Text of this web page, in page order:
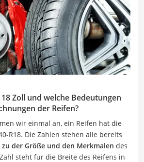
Zoll und welche Bedeutungen
der Reifen?
wir einmal an, ein Reifen hat die
R18. Die Zahlen stehen alle bereits
der Größe und den Merkmalen des
steht für die Breite des Reifens in